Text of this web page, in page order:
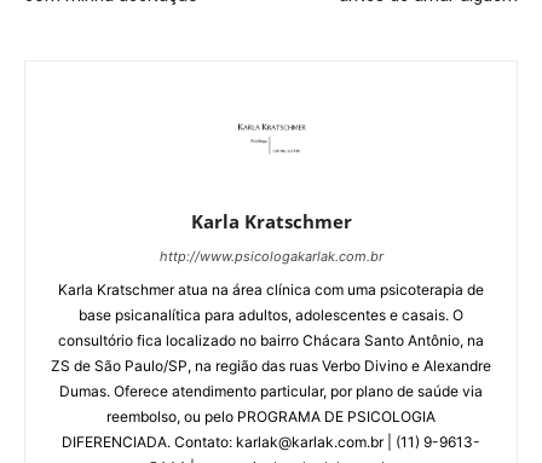
Karla Kratschmer
http://www.psicologakarlak.com.br
Karla Kratschmer atua na área clínica com uma psicoterapia de
base psicanalítica para adultos, adolescentes e casais. O
consultório fica localizado no bairro Chácara Santo Antônio, na
ZS de São Paulo/SP, na região das ruas Verbo Divino e Alexandre
Dumas. Oferece atendimento particular, por plano de saúde via
reembolso, ou pelo PROGRAMA DE PSICOLOGIA
DIFERENCIADA. Contato: karlak@karlak.com.br | (11) 9-9613-